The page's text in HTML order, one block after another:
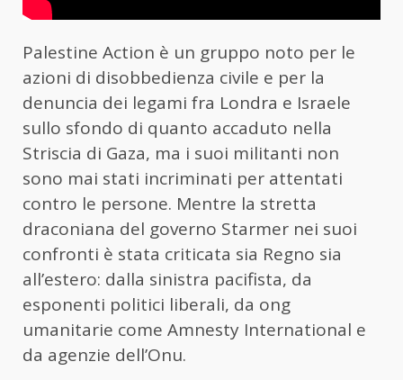
Palestine Action è un gruppo noto per le
azioni di disobbedienza civile e per la
denuncia dei legami fra Londra e Israele
sullo sfondo di quanto accaduto nella
Striscia di Gaza, ma i suoi militanti non
sono mai stati incriminati per attentati
contro le persone. Mentre la stretta
draconiana del governo Starmer nei suoi
confronti è stata criticata sia Regno sia
all’estero: dalla sinistra pacifista, da
esponenti politici liberali, da ong
umanitarie come Amnesty International e
da agenzie dell’Onu.